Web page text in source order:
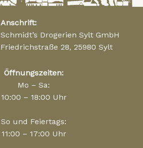
Anschrift:
Schmidt’s Drogerien Sylt GmbH
Friedrichstraße 28, 25980 Sylt
Öffnungszeiten:
Mo – Sa:
10:00 – 18:00 Uhr
So und Feiertags:
11:00 – 17:00 Uhr